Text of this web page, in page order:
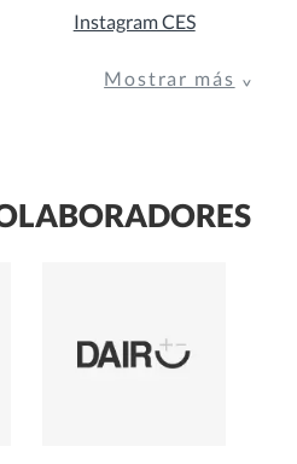
Instagram CES
Mostrar más